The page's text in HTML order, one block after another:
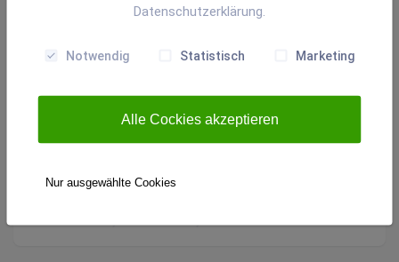
Angebot melden
Datenschutzerklärung.
Notwendig Statistisch Marketing
Alle Cockies akzeptieren
Nur ausgewählte Cookies